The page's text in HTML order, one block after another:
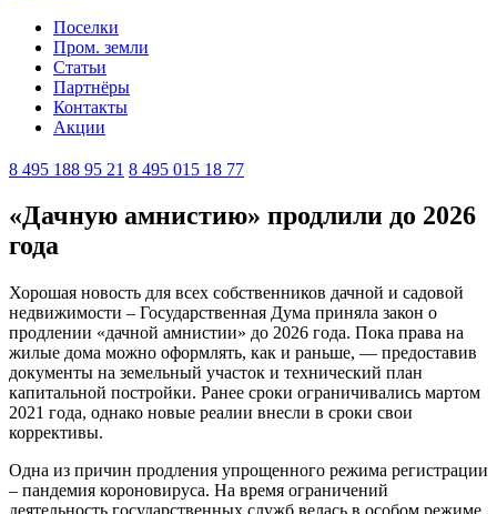
Поселки
Пром. земли
Статьи
Партнёры
Контакты
Акции
8 495 188 95 21 8 495 015 18 77
«Дачную амнистию» продлили до 2026
года
Хорошая новость для всех собственников дачной и садовой
недвижимости – Государственная Дума приняла закон о
продлении «дачной амнистии» до 2026 года. Пока права на
жилые дома можно оформлять, как и раньше, — предоставив
документы на земельный участок и технический план
капитальной постройки. Ранее сроки ограничивались мартом
2021 года, однако новые реалии внесли в сроки свои
коррективы.
Одна из причин продления упрощенного режима регистрации
– пандемия короновируса. На время ограничений